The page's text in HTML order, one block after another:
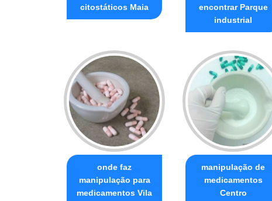
citostáticos Maia
encontrar Parque
industrial
onde faz
manipulação para
medicamentos Vila
manipulação de
medicamentos
Centro